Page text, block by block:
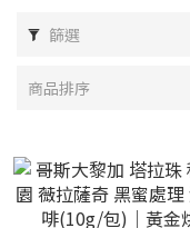
篩選
商品排序